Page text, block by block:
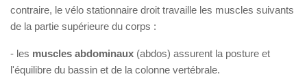
contraire, le vélo stationnaire droit travaille les muscles suivants
de la partie supérieure du corps :
- les muscles abdominaux (abdos) assurent la posture et
l'équilibre du bassin et de la colonne vertébrale.